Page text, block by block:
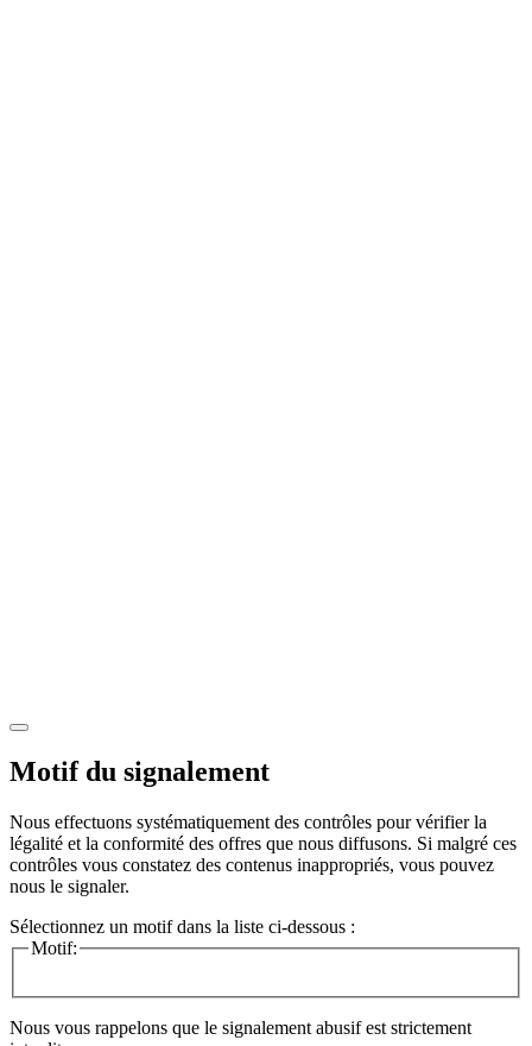
Motif du signalement
Nous effectuons systématiquement des contrôles pour vérifier la
légalité et la conformité des offres que nous diffusons. Si malgré ces
contrôles vous constatez des contenus inappropriés, vous pouvez
nous le signaler.
Sélectionnez un motif dans la liste ci-dessous :
Motif:
Nous vous rappelons que le signalement abusif est strictement